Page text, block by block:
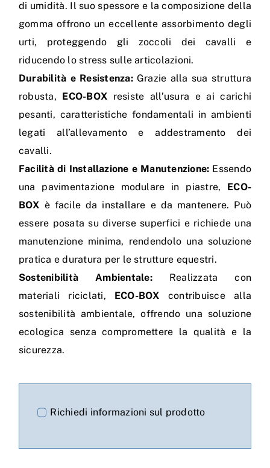
di umidità. Il suo spessore e la composizione della
gomma offrono un eccellente assorbimento degli
urti, proteggendo gli zoccoli dei cavalli e
riducendo lo stress sulle articolazioni.
Durabilità e Resistenza:Grazie alla sua struttura
robusta, ECO-BOX resiste all’usura e ai carichi
pesanti, caratteristiche fondamentali in ambienti
legati all’allevamento e addestramento dei
cavalli.
Facilità di Installazione e Manutenzione: Essendo
una pavimentazione modulare in piastre, ECO-
BOX è facile da installare e da mantenere. Può
essere posata su diverse superfici e richiede una
manutenzione minima, rendendolo una soluzione
pratica e duratura per le strutture equestri.
Sostenibilità Ambientale:Realizzata con
materiali riciclati, ECO-BOX contribuisce alla
sostenibilità ambientale, offrendo una soluzione
ecologica senza compromettere la qualità e la
sicurezza.
Richiedi informazioni sul prodotto